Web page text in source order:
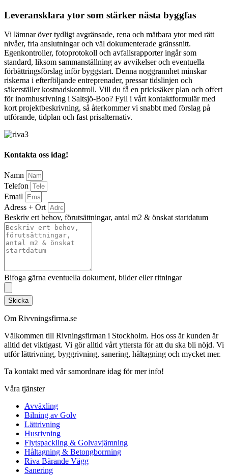
Leveransklara ytor som stärker nästa byggfas
Vi lämnar över tydligt avgränsade, rena och mätbara ytor med rätt
nivåer, fria anslutningar och väl dokumenterade gränssnitt.
Egenkontroller, fotoprotokoll och avfallsrapporter ingår som
standard, liksom sammanställning av avvikelser och eventuella
förbättringsförslag inför byggstart. Denna noggrannhet minskar
riskerna i efterföljande entreprenader, pressar tidslinjen och
säkerställer kostnadskontroll. Vill du få en pricksäker plan och offert
för inomhusrivning i Saltsjö-Boo? Fyll i vårt kontaktformulär med
kort projektbeskrivning, så återkommer vi snabbt med förslag på
utförande, tidplan och fast prisalternativ.
Kontakta oss idag!
Namn
Telefon
Email
Adress + Ort
Beskriv ert behov, förutsättningar, antal m2 & önskat startdatum
Bifoga gärna eventuella dokument, bilder eller ritningar
Skicka
Om Rivvningsfirma.se
Välkommen till Rivningsfirman i Stockholm. Hos oss är kunden är
alltid det viktigast. Vi gör alltid vårt yttersta för att du ska bli nöjd. Vi
utför lättrivning, byggrivning, sanering, håltagning och mycket mer.
Ta kontakt med vår samordnare idag för mer info!
Våra tjänster
Avväxling
Bilning av Golv
Lättrivning
Husrivning
Flytspackling & Golvavjämning
Håltagning & Betongborrning
Riva Bärande Vägg
Sanering